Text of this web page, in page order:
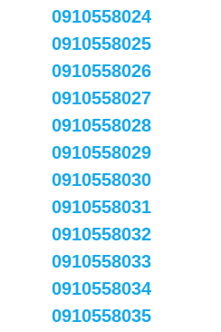
0910558024
0910558025
0910558026
0910558027
0910558028
0910558029
0910558030
0910558031
0910558032
0910558033
0910558034
0910558035